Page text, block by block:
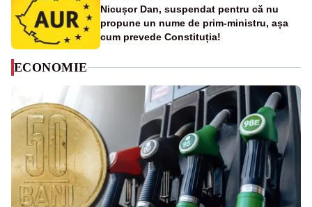
Nicușor Dan, suspendat pentru că nu
propune un nume de prim-ministru, așa
cum prevede Constituția!
ECONOMIE